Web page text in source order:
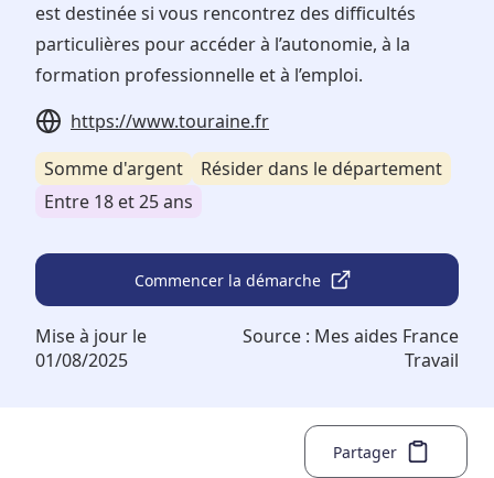
est destinée si vous rencontrez des difficultés
particulières pour accéder à l’autonomie, à la
formation professionnelle et à l’emploi.
https://www.touraine.fr
Somme d'argent
Résider dans le département
Entre 18 et 25 ans
Commencer la démarche
Mise à jour le
01/08/2025
Source : Mes aides France
Travail
Partager